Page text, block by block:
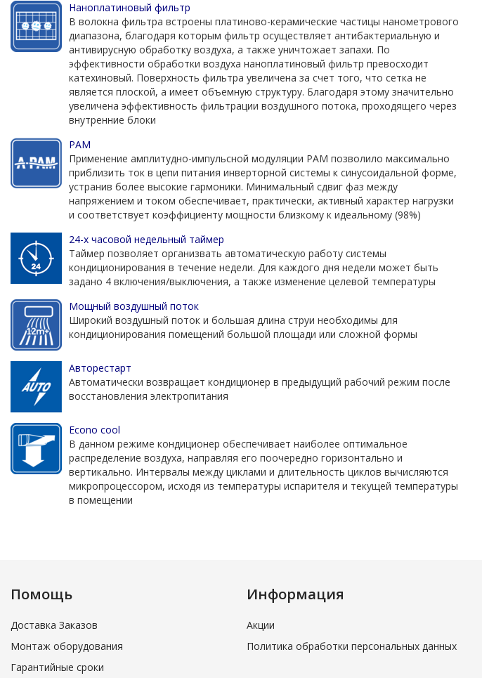
Наноплатиновый фильтр
В волокна фильтра встроены платиново-керамические частицы нанометрового
диапазона, благодаря которым фильтр осуществляет антибактериальную и
антивирусную обработку воздуха, а также уничтожает запахи. По
эффективности обработки воздуха наноплатиновый фильтр превосходит
катехиновый. Поверхность фильтра увеличена за счет того, что сетка не
является плоской, а имеет объемную структуру. Благодаря этому значительно
увеличена эффективность фильтрации воздушного потока, проходящего через
внутренние блоки
PAM
Применение амплитудно-импульсной модуляции PAM позволило максимально
приблизить ток в цепи питания инверторной системы к синусоидальной форме,
устранив более высокие гармоники. Минимальный сдвиг фаз между
напряжением и током обеспечивает, практически, активный характер нагрузки
и соответствует коэффициенту мощности близкому к идеальному (98%)
24-х часовой недельный таймер
Таймер позволяет организвать автоматическую работу системы
кондиционирования в течение недели. Для каждого дня недели может быть
задано 4 включения/выключения, а также изменение целевой температуры
Мощный воздушный поток
Широкий воздушный поток и большая длина струи необходимы для
кондиционирования помещений большой площади или сложной формы
Авторестарт
Автоматически возвращает кондиционер в предыдущий рабочий режим после
восстановления электропитания
Econo cool
В данном режиме кондиционер обеспечивает наиболее оптимальное
распределение воздуха, направляя его поочередно горизонтально и
вертикально. Интервалы между циклами и длительность циклов вычисляются
микропроцессором, исходя из температуры испарителя и текущей температуры
в помещении
Помощь
Доставка Заказов
Монтаж оборудования
Гарантийные сроки
Информация
Акции
Политика обработки персональных данных